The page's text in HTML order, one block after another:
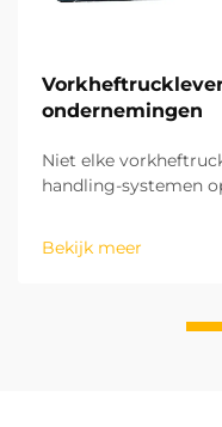
ondernemingen
Niet elke
handling-systemen
partnerschap
ervaring met
Bekijk meer